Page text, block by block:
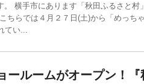
横手市にあります「秋田ふるさと村」
ちらでは４月２７日(土)から「めっちゃ
い...
ールームがオープン！『